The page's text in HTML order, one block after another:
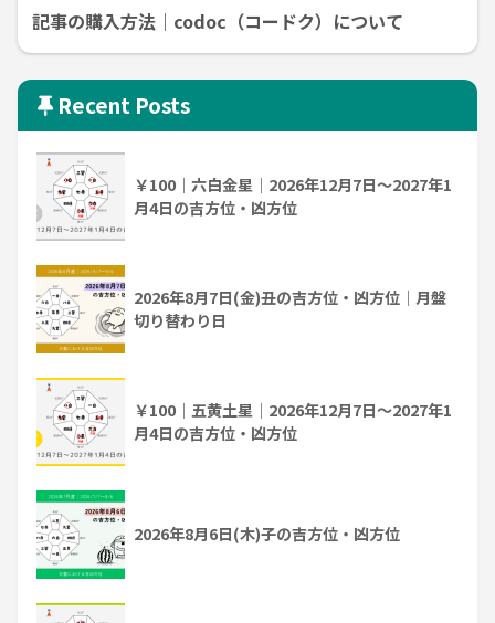
記事の購入方法｜codoc（コードク）について
Recent Posts
￥100｜六白金星｜2026年12月7日～2027年1
月4日の吉方位・凶方位
2026年8月7日(金)丑の吉方位・凶方位｜月盤
切り替わり日
￥100｜五黄土星｜2026年12月7日～2027年1
月4日の吉方位・凶方位
2026年8月6日(木)子の吉方位・凶方位